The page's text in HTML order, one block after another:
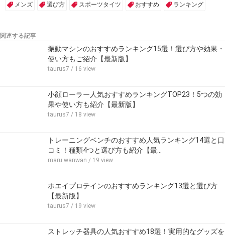
メンズ 選び方 スポーツタイツ おすすめ ランキング
関連する記事
振動マシンのおすすめランキング15選！選び方や効果・
使い方もご紹介【最新版】
taurus7 / 16 view
小顔ローラー人気おすすめランキングTOP23！5つの効
果や使い方も紹介【最新版】
taurus7 / 18 view
トレーニングベンチのおすすめ人気ランキング14選と口
コミ！種類4つと選び方も紹介【最…
maru.wanwan / 19 view
ホエイプロテインのおすすめランキング13選と選び方
【最新版】
taurus7 / 19 view
ストレッチ器具の人気おすすめ18選！実用的なグッズを